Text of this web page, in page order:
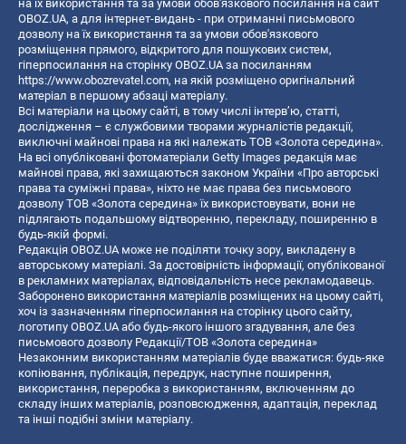
на їх використання та за умови обов'язкового посилання на сайт
OBOZ.UA, а для інтернет-видань - при отриманні письмового
дозволу на їх використання та за умови обов'язкового
розміщення прямого, відкритого для пошукових систем,
гіперпосилання на сторінку OBOZ.UA за посиланням
https://www.obozrevatel.com, на якій розміщено оригінальний
матеріал в першому абзаці матеріалу.
Всі матеріали на цьому сайті, в тому числі інтерв’ю, статті,
дослідження – є службовими творами журналістів редакції,
виключні майнові права на які належать ТОВ «Золота середина».
На всі опубліковані фотоматеріали Getty Images редакція має
майнові права, які захищаються законом України «Про авторські
права та суміжні права», ніхто не має права без письмового
дозволу ТОВ «Золота середина» їх використовувати, вони не
підлягають подальшому відтворенню, перекладу, поширенню в
будь-якій формі.
Редакція OBOZ.UA може не поділяти точку зору, викладену в
авторському матеріалі. За достовірність інформації, опублікованої
в рекламних матеріалах, відповідальність несе рекламодавець.
Заборонено використання матеріалів розміщених на цьому сайті,
хоч із зазначенням гіперпосилання на сторінку цього сайту,
логотипу OBOZ.UA або будь-якого іншого згадування, але без
письмового дозволу Редакції/ТОВ «Золота середина»
Незаконним використанням матеріалів буде вважатися: будь-яке
копiювання, публiкацiя, передрук, наступне поширення,
використання, переробка з використанням, включенням до
складу інших матеріалів, розповсюдження, адаптація, переклад
та інші подібні зміни матеріалу.